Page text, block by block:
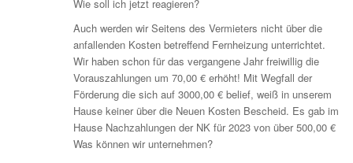
Wie soll ich jetzt reagieren?
Auch werden wir Seitens des Vermieters nicht über die
anfallenden Kosten betreffend Fernheizung unterrichtet.
Wir haben schon für das vergangene Jahr freiwillig die
Vorauszahlungen um 70,00 € erhöht! Mit Wegfall der
Förderung die sich auf 3000,00 € belief, weiß in unserem
Hause keiner über die Neuen Kosten Bescheid. Es gab im
Hause Nachzahlungen der NK für 2023 von über 500,00 €
Was können wir unternehmen?